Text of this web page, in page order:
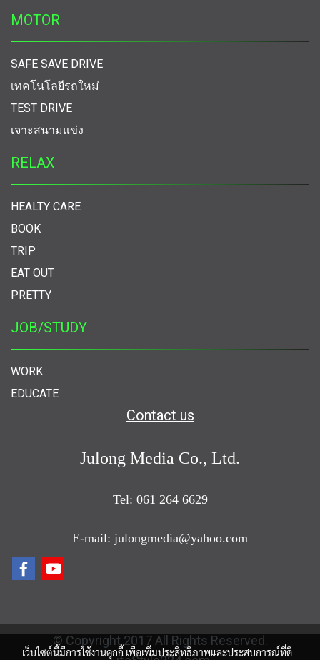
MOTOR
SAFE SAVE DRIVE
เทคโนโลยีรถใหม่
TEST DRIVE
เจาะสนามแข่ง
RELAX
HEALTY CARE
BOOK
TRIP
EAT OUT
PRETTY
JOB/STUDY
WORK
EDUCATE
Contact us
Julong Media Co., Ltd.
Tel: 061 264 6629
E-mail: julongmedia@yahoo.com
© Copyright 2017 All Rights Reserved.
เว็บไซต์นี้มีการใช้งานคุกกี้ เพื่อเพิ่มประสิทธิภาพและประสบการณ์ที่ดี